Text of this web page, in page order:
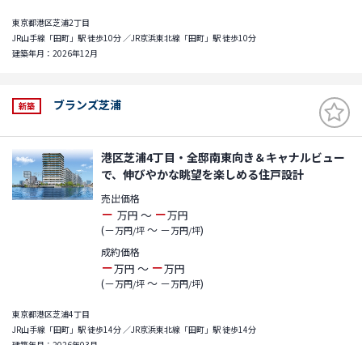
東京都港区芝浦2丁目
JR山手線「田町」駅 徒歩10分 ／JR京浜東北線「田町」駅 徒歩10分
建築年月：2026年12月
新築 ブランズ芝浦
港区芝浦4丁目・全邸南東向き＆キャナルビュー
で、伸びやかな眺望を楽しめる住戸設計
売出価格
－ 万円 ～ －万円
(－万円/坪～ －万円/坪)
成約価格
－万円 ～ －万円
(－万円/坪～ －万円/坪)
東京都港区芝浦4丁目
JR山手線「田町」駅 徒歩14分 ／JR京浜東北線「田町」駅 徒歩14分